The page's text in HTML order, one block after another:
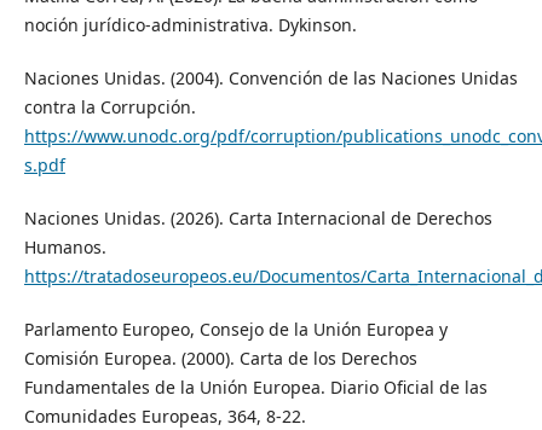
noción jurídico-administrativa. Dykinson.
Naciones Unidas. (2004). Convención de las Naciones Unidas
contra la Corrupción.
https://www.unodc.org/pdf/corruption/
s.pdf
Naciones Unidas. (2026). Carta Internacional de Derechos
Humanos.
https://tratadoseuropeos.eu/Documentos/
Parlamento Europeo, Consejo de la Unión Europea y
Comisión Europea. (2000). Carta de los Derechos
Fundamentales de la Unión Europea. Diario Oficial de las
Comunidades Europeas, 364, 8-22.